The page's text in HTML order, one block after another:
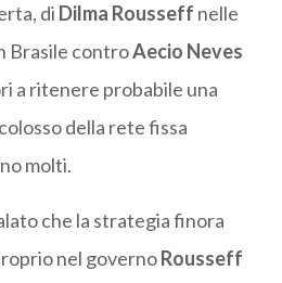
di Dilma Rousseff nelle
Brasile controAecio Neves
a ritenere probabile una
della rete fissa
molti.
che la strategia finora
nel governoRousseff